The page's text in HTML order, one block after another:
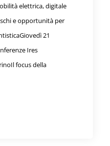
elettrica, digitale
e opportunità per
21
Ires
focus della